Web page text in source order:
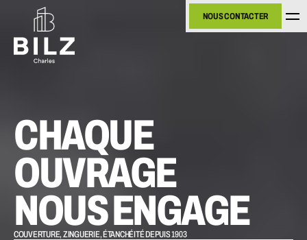
NOUS CONTACTER
CHAQUE
OUVRAGE
NOUS ENGAGE
COUVERTURE, ZINGUERIE, ÉTANCHÉITÉ DEPUIS 1903